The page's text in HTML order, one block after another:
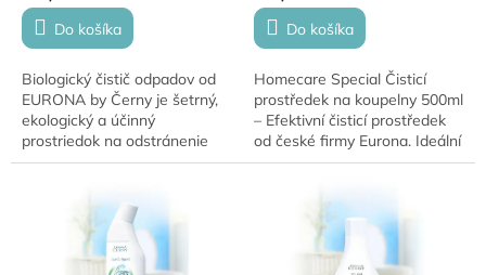
Do košíka
Biologický čistič odpadov od
EURONA by Černy je šetrný,
ekologický a účinný
prostriedok na odstránenie
nečistôt a zápachu z
prírodnému zloženiu...
Do košíka
Homecare Special Čisticí
prostředek na koupelny 500ml
– Efektivní čisticí prostředek
od české firmy Eurona. Ideální
pro hygienické a rychlé čištění